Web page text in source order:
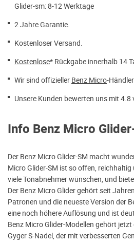
Glider-sm: 8-12 Werktage
2 Jahre Garantie.
Kostenloser Versand.
Kostenlose* Rückgabe innerhalb 14
Wir sind offizieller Benz Micro-
Unsere Kunden bewerten uns mit 4.8
Info Benz Micro
Der Benz Micro Glider-SM macht
Micro Glider-SM ist so offen, reichhaltig
viele Tonabnehmer wünschen, und
Der Benz Micro Glider gehört seit
Patronen und die neueste Version der
eine noch höhere Auflösung und ist
Benz Micro Glider-Modellen gehört
Gyger S-Nadel, der mit verbesserten